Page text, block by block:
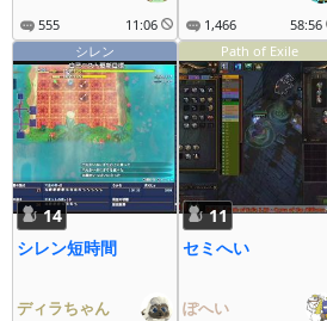
555 11:06 1,466 58:56
シレン
14
シレン短時間
ディラちゃん
Path of Exile
11
セミへい
ぽへい